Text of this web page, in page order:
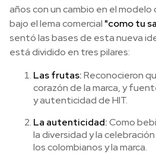
años con un cambio en el
bajo el lema comercial "como tu
sentó las bases de esta nueva
está dividido en tres pilares:
Las frutas:Reconocieron
corazón de la marca, y
y autenticidad de HIT.
La autenticidad:Como
la diversidad y la
los colombianos y la marca.